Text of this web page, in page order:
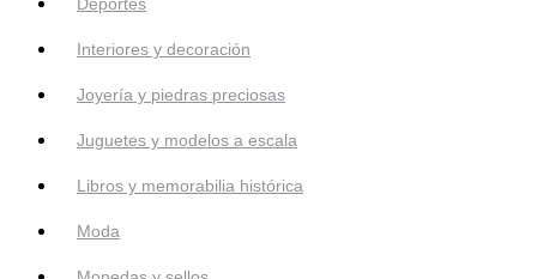
Deportes
Interiores y decoración
Joyería y piedras preciosas
Juguetes y modelos a escala
Libros y memorabilia histórica
Moda